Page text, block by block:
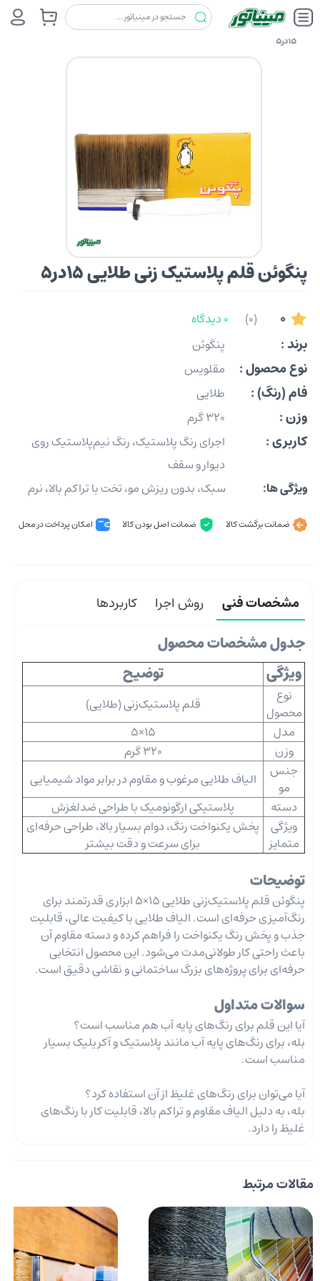
غلطک وقلم و ملزومات پنگوئن
پنگوئن قلم پلاستیک زنی طلایی
15در5
پنگوئن قلم پلاستیک زنی طلایی 15در5
0
(0) 0 دیدگاه
برند : پنگوئن
نوع محصول : مقلویس
فام (رنگ) : طلایی
وزن : 320 گرم
کاربری :
اجرای رنگ ‌پلاستیک، رنگ نیم‌پلاستیک روی
دیوار و سقف
ویژگی ها:
سبک، بدون ریزش مو، تخت با تراکم بالا، نرم
ضمانت برگشت کالا ضمانت اصل بودن کالا امکان پرداخت در محل
مشخصات فنی روش اجرا کاربردها
جدول مشخصات محصول
ویژگی
توضیح
نوع
محصول
قلم پلاستیک‌زنی (طلایی)
مدل
15×5
وزن
320 گرم
جنس
مو
الیاف طلایی مرغوب و مقاوم در برابر مواد شیمیایی
دسته
پلاستیکی ارگونومیک با طراحی ضدلغزش
ویژگی
متمایز
پخش یکنواخت رنگ، دوام بسیار بالا، طراحی حرفه‌ای
برای سرعت و دقت بیشتر
توضیحات
پنگوئن قلم پلاستیک‌زنی طلایی 15×5 ابزاری قدرتمند برای
رنگ‌آمیزی حرفه‌ای است. الیاف طلایی با کیفیت عالی، قابلیت
جذب و پخش رنگ یکنواخت را فراهم کرده و دسته مقاوم آن
باعث راحتی کار طولانی‌مدت می‌شود. این محصول انتخابی
حرفه‌ای برای پروژه‌های بزرگ ساختمانی و نقاشی دقیق است.
سوالات متداول
آیا این قلم برای رنگ‌های پایه آب هم مناسب است؟
بله، برای رنگ‌های پایه آب مانند پلاستیک و آکریلیک بسیار
مناسب است.
آیا می‌توان برای رنگ‌های غلیظ از آن استفاده کرد؟
بله، به دلیل الیاف مقاوم و تراکم بالا، قابلیت کار با رنگ‌های
غلیظ را دارد.
مقالات مرتبط